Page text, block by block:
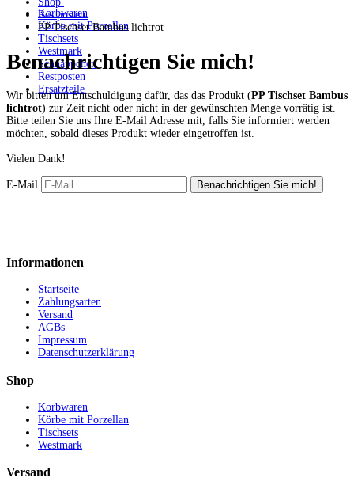
Korbwaren
Körbe mit Porzellan
Tischsets
Westmark
Schnäppchen
Restposten
Ersatzteile
Restposten
PP Tischset Bambus lichtrot
Benachrichtigen Sie mich!
Wir bitten um Entschuldigung dafür, das das Produkt (PP Tischset Bambus
lichtrot) zur Zeit nicht oder nicht in der gewünschten Menge vorrätig ist.
Bitte teilen Sie uns Ihre E-Mail Adresse mit, falls Sie informiert werden
möchten, sobald dieses Produkt wieder eingetroffen ist.
Vielen Dank!
E-Mail
Informationen
Startseite
Zahlungsarten
Versand
AGBs
Impressum
Datenschutzerklärung
Shop
Korbwaren
Körbe mit Porzellan
Tischsets
Westmark
Versand